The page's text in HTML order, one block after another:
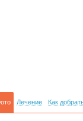
Лечение Как